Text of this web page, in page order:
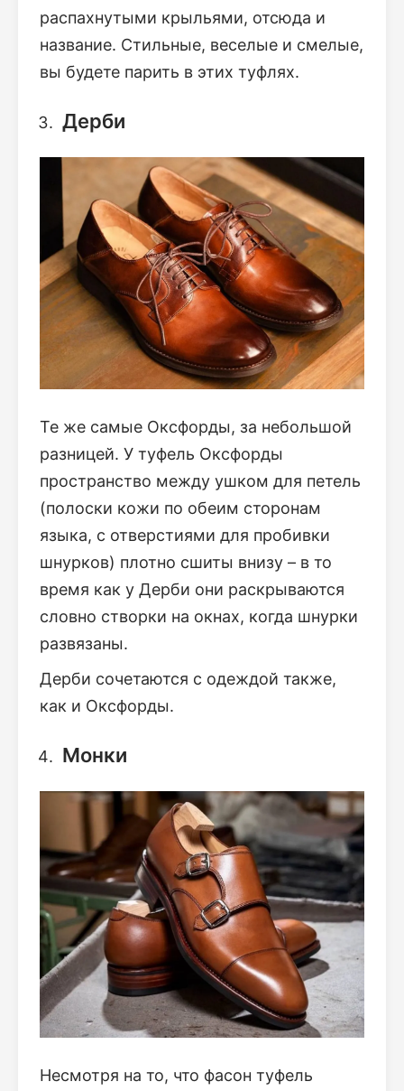
распахнутыми крыльями, отсюда и
название. Стильные, веселые и смелые,
вы будете парить в этих туфлях.
Дерби
Те же самые Оксфорды, за небольшой
разницей. У туфель Оксфорды
пространство между ушком для петель
(полоски кожи по обеим сторонам
языка, с отверстиями для пробивки
шнурков) плотно сшиты внизу – в то
время как у Дерби они раскрываются
словно створки на окнах, когда шнурки
развязаны.
Дерби сочетаются с одеждой также,
как и Оксфорды.
Монки
Несмотря на то, что фасон туфель